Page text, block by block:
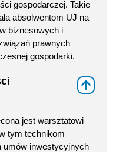
gospodarczej. Takie
absolwentom UJ na
biznesowych i
prawnych
gospodarki.
jest warsztatowi
tym technikom
umów inwestycyjnych